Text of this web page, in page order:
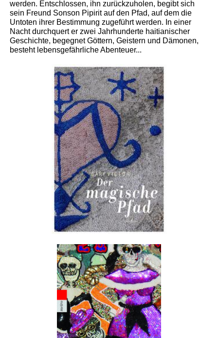
werden. Entschlossen, ihn zurückzuholen, begibt sich
sein Freund Sonson Pipirit auf den Pfad, auf dem die
Untoten ihrer Bestimmung zugeführt werden. In einer
Nacht durchquert er zwei Jahrhunderte haitianischer
Geschichte, begegnet Göttern, Geistern und Dämonen,
besteht lebensgefährliche Abenteuer...